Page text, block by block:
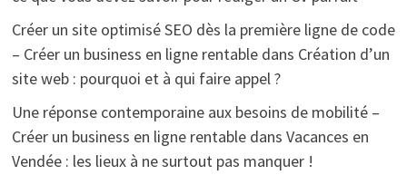
Créer un site optimisé SEO dès la première ligne de code
– Créer un business en ligne rentabledans Création d’un
site web : pourquoi et à qui faire appel ?
Une réponse contemporaine aux besoins de mobilité –
Créer un business en ligne rentabledans Vacances en
Vendée : les lieux à ne surtout pas manquer !